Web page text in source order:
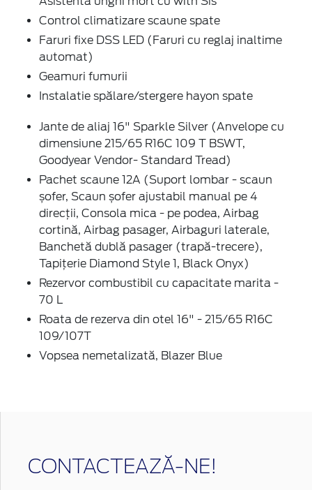
Control climatizare scaune spate
Faruri fixe DSS LED (Faruri cu reglaj inaltime
automat)
Geamuri fumurii
Instalatie spălare/stergere hayon spate
Jante de aliaj 16" Sparkle Silver (Anvelope cu
dimensiune 215/65 R16C 109 T BSWT,
Goodyear Vendor- Standard Tread)
Pachet scaune 12A (Suport lombar - scaun
șofer, Scaun șofer ajustabil manual pe 4
direcții, Consola mica - pe podea, Airbag
cortină, Airbag pasager, Airbaguri laterale,
Banchetă dublă pasager (trapă-trecere),
Tapițerie Diamond Style 1, Black Onyx)
Rezervor combustibil cu capacitate marita -
70 L
Roata de rezerva din otel 16" - 215/65 R16C
109/107T
Vopsea nemetalizată, Blazer Blue
CONTACTEAZĂ-NE!